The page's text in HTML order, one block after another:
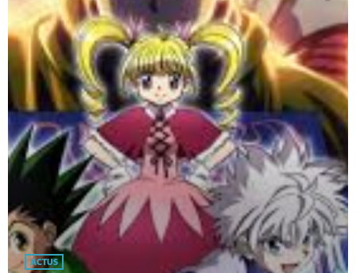
ACTUS